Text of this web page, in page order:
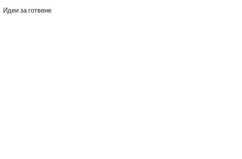
Идеи за готвене